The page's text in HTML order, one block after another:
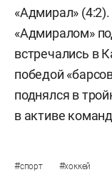
«Адмирал»
«Адмиралом»
встречались в
победой
поднялся в
в активе
#спорт #хоккей